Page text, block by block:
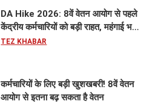
DA Hike 2026: 8वें वेतन आयोग से पहले
केंद्रीय कर्मचारियों को बड़ी राहत, महंगाई भत्ता
63% होने की संभावना
TEZ KHABAR
कर्मचारियों के लिए बड़ी खुशखबरी! 8वें वेतन
आयोग से इतना बढ़ सकता है वेतन